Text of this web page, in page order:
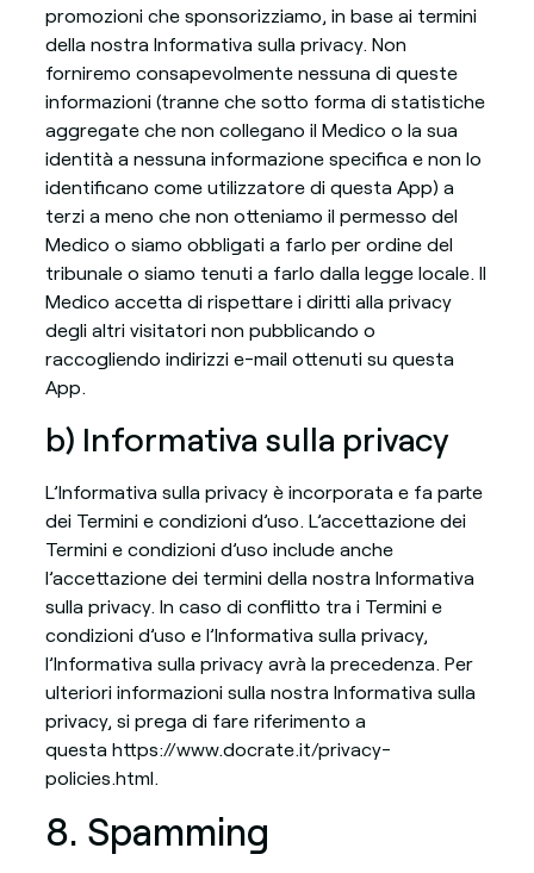
promozioni che sponsorizziamo, in base ai termini
della nostra Informativa sulla privacy. Non
forniremo consapevolmente nessuna di queste
informazioni (tranne che sotto forma di statistiche
aggregate che non collegano il Medico o la sua
identità a nessuna informazione specifica e non lo
identificano come utilizzatore di questa App) a
terzi a meno che non otteniamo il permesso del
Medico o siamo obbligati a farlo per ordine del
tribunale o siamo tenuti a farlo dalla legge locale. Il
Medico accetta di rispettare i diritti alla privacy
degli altri visitatori non pubblicando o
raccogliendo indirizzi e-mail ottenuti su questa
App.
b) Informativa sulla privacy
L’Informativa sulla privacy è incorporata e fa parte
dei Termini e condizioni d’uso. L’accettazione dei
Termini e condizioni d’uso include anche
l’accettazione dei termini della nostra Informativa
sulla privacy. In caso di conflitto tra i Termini e
condizioni d’uso e l’Informativa sulla privacy,
l’Informativa sulla privacy avrà la precedenza. Per
ulteriori informazioni sulla nostra Informativa sulla
privacy, si prega di fare riferimento a
questa https://www.docrate.it/privacy-
policies.html.
8. Spamming